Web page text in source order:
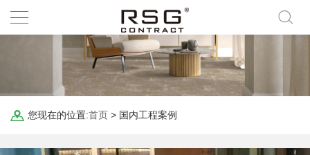
您现在的位置:首页 > 国内工程案例